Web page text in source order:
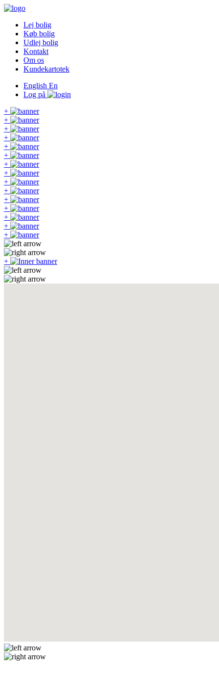
Lej bolig
Køb bolig
Udlej bolig
Kontakt
Om os
Kundekartotek
English En
Log på
+
+
+
+
+
+
+
+
+
+
+
+
+
+
+
+